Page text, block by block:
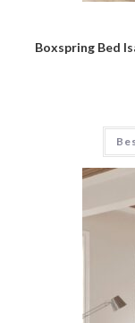
Boxspring Bed